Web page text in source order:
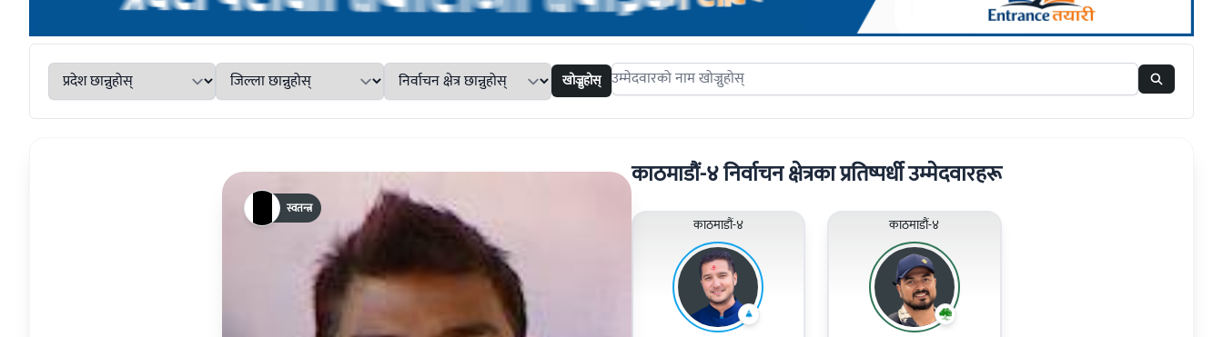
खोज्नुहोस् Search candidates
स्वतन्त्र
काठमाडौं-४ निर्वाचन क्षेत्रका प्रतिष्पर्धी उम्मेदवारहरू
काठमाडौं-४ काठमाडौं-४